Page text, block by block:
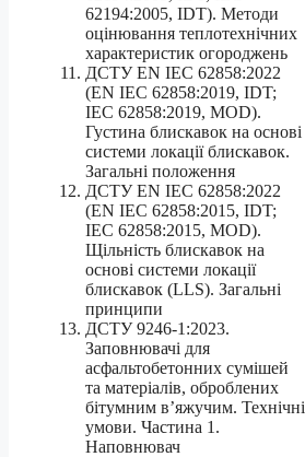
62194:2005, IDT). Методи
оцінювання теплотехнічних
характеристик огороджень
ДСТУ EN IEC 62858:2022
(EN IEC 62858:2019, IDT;
IEC 62858:2019, MOD).
Густина блискавок на основі
системи локації блискавок.
Загальні положення
ДСТУ EN IEC 62858:2022
(EN IEC 62858:2015, IDT;
IEC 62858:2015, MOD).
Щільність блискавок на
основі системи локації
блискавок (LLS). Загальні
принципи
ДСТУ 9246-1:2023.
Заповнювачі для
асфальтобетонних сумішей
та матеріалів, оброблених
бітумним в’яжучим. Технічні
умови. Частина 1.
Наповнювач